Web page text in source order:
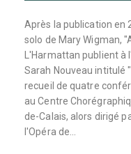
Après la publication en
solo de Mary Wigman,
L'Harmattan publient
Sarah Nouveau intitulé
recueil de quatre
au Centre
de-Calais, alors dirigé
l'Opéra de...